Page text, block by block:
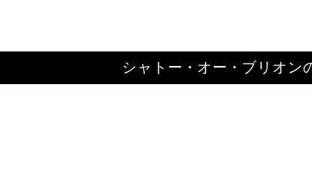
シャトー・オー・ブリオン